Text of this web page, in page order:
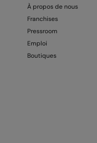
À propos de nous
Franchises
Pressroom
Emploi
Boutiques